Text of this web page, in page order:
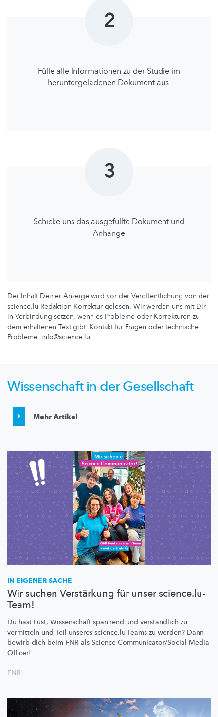
2
Fülle alle lnformationen zu der Studie im
heruntergeladenen Dokument aus.
3
Schicke uns das ausgefüllte Dokument und
Anhänge
Der lnhalt Deiner Anzeige wird vor der Veröffentlichung von der
science.lu Redaktion Korrektur gelesen. Wir werden uns mit Dir
in Verbindung setzen, wenn es Probleme oder Korrekturen zu
dem erhaltenen Text gibt. Kontakt für Fragen oder technische
Probleme: info@science.lu
Wissenschaft in der Gesellschaft
Mehr Artikel
IN EIGENER SACHE
Wir suchen Verstärkung für unser science.lu-
Team!
Du hast Lust, Wissenschaft spannend und verständlich zu
vermitteln und Teil unseres science.lu-Teams zu werden? Dann
bewirb dich beim FNR als Science Communicator/Social Media
Officer!
FNR